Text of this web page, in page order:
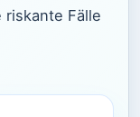
Fälle